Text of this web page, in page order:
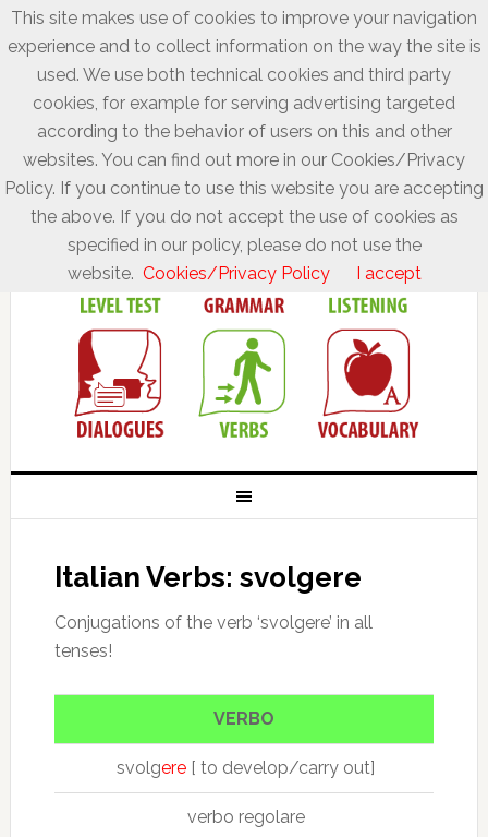
Italian Verbs: svolgere
Conjugations of the verb ‘svolgere’ in all
tenses!
VERBO
svolgere [ to develop/carry out]
verbo regolare
This site makes use of cookies to improve your navigation
experience and to collect information on the way the site is
used. We use both technical cookies and third party
cookies, for example for serving advertising targeted
according to the behavior of users on this and other
websites. You can find out more in our Cookies/Privacy
Policy. If you continue to use this website you are accepting
the above. If you do not accept the use of cookies as
specified in our policy, please do not use the
website. Cookies/Privacy Policy I accept